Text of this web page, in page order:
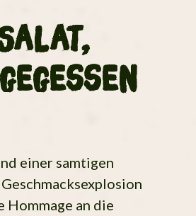
einer samtigen
an die